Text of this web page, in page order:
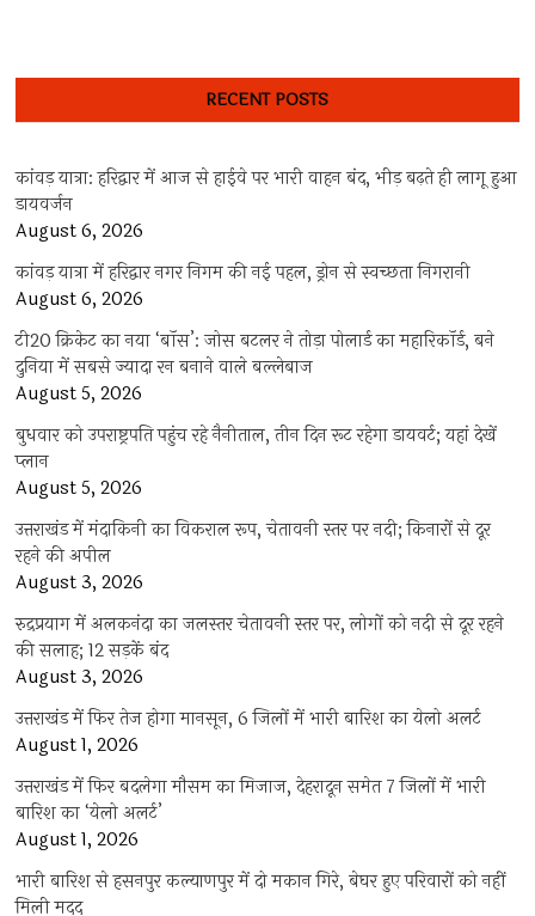
RECENT POSTS
कांवड़ यात्रा: हरिद्वार में आज से हाईवे पर भारी वाहन बंद, भीड़ बढ़ते ही लागू हुआ
डायवर्जन
August 6, 2026
कांवड़ यात्रा में हरिद्वार नगर निगम की नई पहल, ड्रोन से स्वच्छता निगरानी
August 6, 2026
टी20 क्रिकेट का नया ‘बॉस’: जोस बटलर ने तोड़ा पोलार्ड का महारिकॉर्ड, बने
दुनिया में सबसे ज्यादा रन बनाने वाले बल्लेबाज
August 5, 2026
बुधवार को उपराष्ट्रपति पहुंच रहे नैनीताल, तीन दिन रूट रहेगा डायवर्ट; यहां देखें
प्‍लान
August 5, 2026
उत्तराखंड में मंदाकिनी का विकराल रूप, चेतावनी स्तर पर नदी; किनारों से दूर
रहने की अपील
August 3, 2026
रुद्रप्रयाग में अलकनंदा का जलस्तर चेतावनी स्तर पर, लोगों को नदी से दूर रहने
की सलाह; 12 सड़कें बंद
August 3, 2026
उत्तराखंड में फिर तेज होगा मानसून, 6 जिलों में भारी बारिश का येलो अलर्ट
August 1, 2026
उत्तराखंड में फिर बदलेगा मौसम का मिजाज, देहरादून समेत 7 जिलों में भारी
बारिश का ‘येलो अलर्ट’
August 1, 2026
भारी बारिश से हसनपुर कल्याणपुर में दो मकान गिरे, बेघर हुए परिवारों को नहीं
मिली मदद